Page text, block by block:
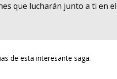
que lucharán junto a ti en
de esta interesante saga.